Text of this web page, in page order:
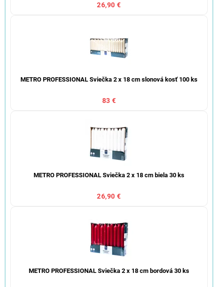
26,90 €
METRO PROFESSIONAL Sviečka 2 x 18 cm slonová kosť 100 ks
83 €
METRO PROFESSIONAL Sviečka 2 x 18 cm biela 30 ks
26,90 €
METRO PROFESSIONAL Sviečka 2 x 18 cm bordová 30 ks